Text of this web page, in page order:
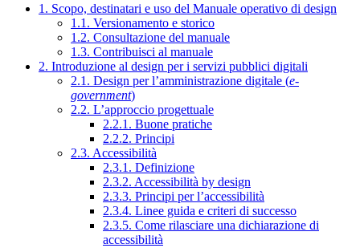
1. Scopo, destinatari e uso del Manuale operativo di design
1.1. Versionamento e storico
1.2. Consultazione del manuale
1.3. Contribuisci al manuale
2. Introduzione al design per i servizi pubblici digitali
2.1. Design per l’amministrazione digitale (e-
government)
2.2. L’approccio progettuale
2.2.1. Buone pratiche
2.2.2. Principi
2.3. Accessibilità
2.3.1. Definizione
2.3.2. Accessibilità by design
2.3.3. Principi per l’accessibilità
2.3.4. Linee guida e criteri di successo
2.3.5. Come rilasciare una dichiarazione di
accessibilità